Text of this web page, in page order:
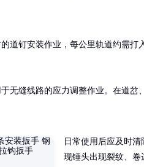
道钉安装作业，每公里轨道约需打
无缝线路的应力调整作业。在道
日常使用后应及时
现锤头出现裂纹、卷